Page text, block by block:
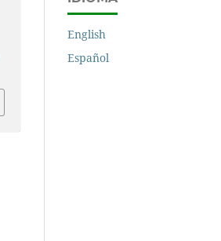
English
Español